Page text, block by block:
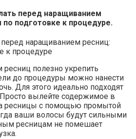
перед наращиванием
по подготовке к процедуре.
полезно укрепить
до процедуры можно нанести
Для этого идеально подходят
вылейте содержимое в
ресницы с помощью промытой
ваши волосы будут сильными
ресницам не помешает